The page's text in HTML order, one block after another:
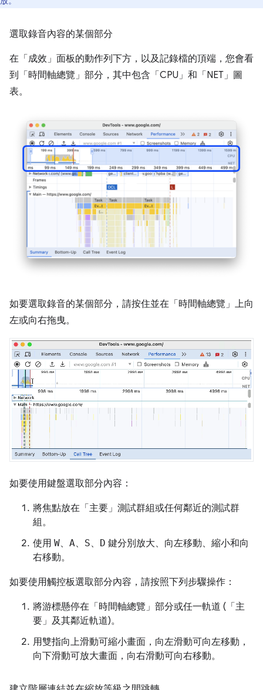
選取錄音內容的某個部分
在「成效」 面板的動作列下方，以及記錄檔的頂端，您會看
到「時間軸總覽」 部分，其中包含「CPU」 和「NET」 圖
表。
如要選取錄音的某個部分，請按住並在「時間軸總覽」 上向
左或向右拖曳。
如要使用鍵盤選取部分內容：
將焦點放在「主要」 測試群組或任何鄰近的測試群
組。
使用 W、 A、 S、 D 鍵分別放大、向左移動、縮小和向
右移動。
如要使用觸控板選取部分內容，請按照下列步驟操作：
將游標懸停在「時間軸總覽」 部分或任一軌道 (「主
要」 及其鄰近軌道)。
用雙指向上滑動可縮小畫面，向左滑動可向左移動，
向下滑動可放大畫面，向右滑動可向右移動。